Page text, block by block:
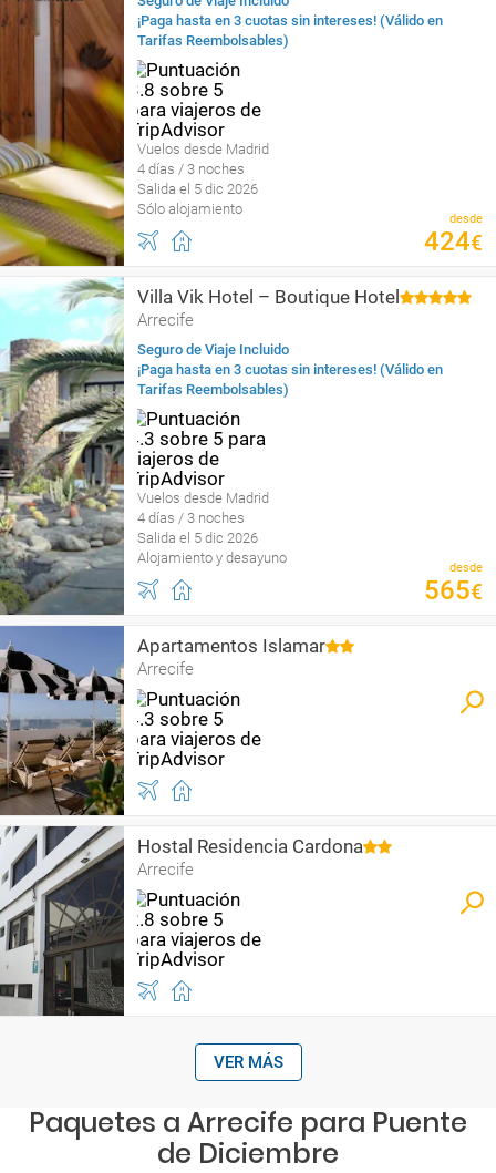
¡Paga hasta en 3 cuotas sin intereses! (Válido en
Tarifas Reembolsables)
Vuelos desde Madrid
4 días / 3 noches
Salida el 5 dic 2026
Sólo alojamiento
desde
424€
Villa Vik Hotel – Boutique Hotel
Arrecife
Seguro de Viaje Incluido
¡Paga hasta en 3 cuotas sin intereses! (Válido en
Tarifas Reembolsables)
Vuelos desde Madrid
4 días / 3 noches
Salida el 5 dic 2026
Alojamiento y desayuno
desde
565€
Apartamentos Islamar
Arrecife
Hostal Residencia Cardona
Arrecife
VER MÁS
Paquetes a Arrecife para Puente
de Diciembre